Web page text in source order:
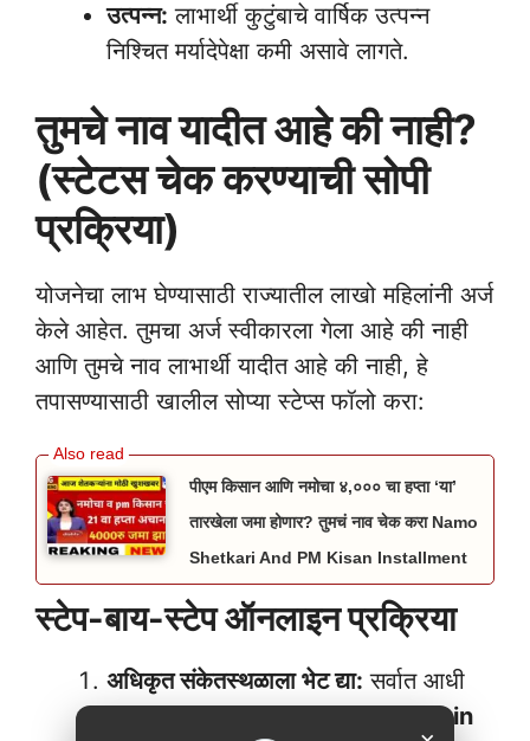
उत्पन्न: लाभार्थी कुटुंबाचे वार्षिक उत्पन्न
निश्चित मर्यादेपेक्षा कमी असावे लागते.
तुमचे नाव यादीत आहे की नाही?
(स्टेटस चेक करण्याची सोपी
प्रक्रिया)
योजनेचा लाभ घेण्यासाठी राज्यातील लाखो महिलांनी अर्ज
केले आहेत. तुमचा अर्ज स्वीकारला गेला आहे की नाही
आणि तुमचे नाव लाभार्थी यादीत आहे की नाही, हे
तपासण्यासाठी खालील सोप्या स्टेप्स फॉलो करा:
पीएम किसान आणि नमोचा ४,००० चा हप्ता ‘या’
तारखेला जमा होणार? तुमचं नाव चेक करा Namo
Shetkari And PM Kisan Installment
स्टेप-बाय-स्टेप ऑनलाइन प्रक्रिया
अधिकृत संकेतस्थळाला भेट द्या: सर्वात आधी
testmmmlby.mahaitgov.in